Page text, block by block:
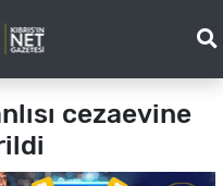
cezaevine